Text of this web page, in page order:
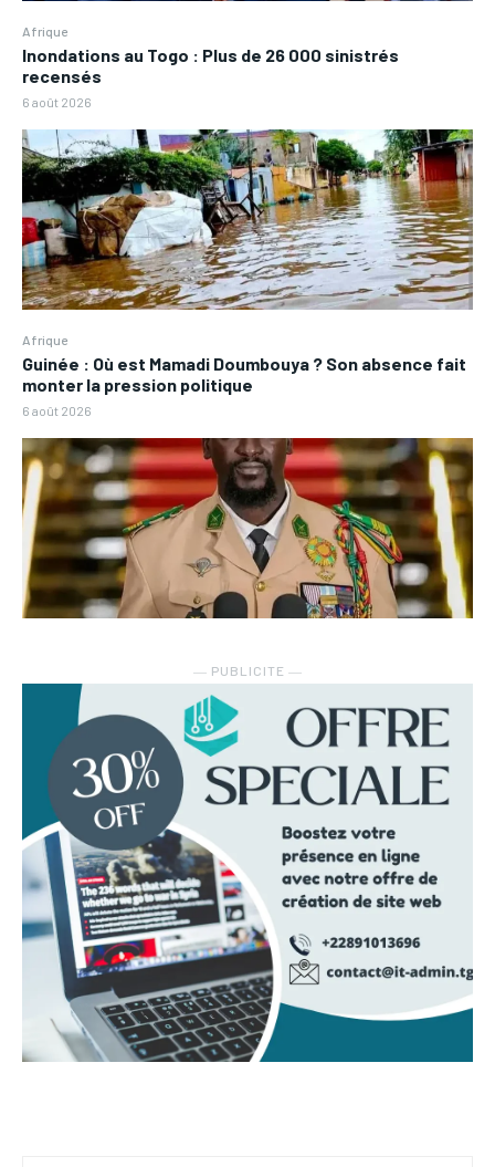
Afrique
Inondations au Togo : Plus de 26 000 sinistrés
recensés
6 août 2026
Afrique
Guinée : Où est Mamadi Doumbouya ? Son absence fait
monter la pression politique
6 août 2026
― PUBLICITE ―